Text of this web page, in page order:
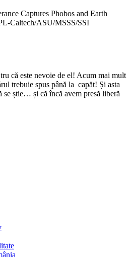
Captures Phobos and Earth
Caltech/ASU/MSSS/SSI
că este nevoie de el! Acum mai mult
trebuie spus până la capăt! Și asta
se știe… și că încă avem presă liberă